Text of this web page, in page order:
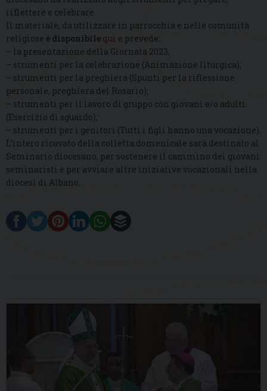
riflettere e celebrare.
Il materiale, da utilizzare in parrocchia e nelle comunità
religiose è disponibile qui e prevede:
– la presentazione della Giornata 2023;
– strumenti per la celebrazione (Animazione liturgica);
– strumenti per la preghiera (Spunti per la riflessione
personale, preghiera del Rosario);
– strumenti per il lavoro di gruppo con giovani e/o adulti
(Esercizio di sguardo);
– strumenti per i genitori (Tutti i figli hanno una vocazione).
L’intero ricavato della colletta domenicale sarà destinato al
Seminario diocesano, per sostenere il cammino dei giovani
seminaristi e per avviare altre iniziative vocazionali nella
diocesi di Albano.